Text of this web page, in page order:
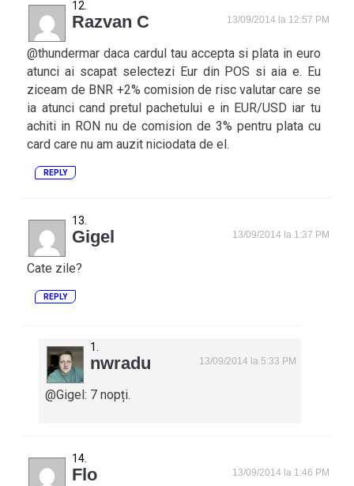
Razvan C 13/09/2014 la 12:57 PM
@thundermar daca cardul tau accepta si plata in euro
atunci ai scapat selectezi Eur din POS si aia e. Eu
ziceam de BNR +2% comision de risc valutar care se
ia atunci cand pretul pachetului e in EUR/USD iar tu
achiti in RON nu de comision de 3% pentru plata cu
card care nu am auzit niciodata de el.
REPLY
Gigel 13/09/2014 la 1:37 PM
Cate zile?
REPLY
nwradu 13/09/2014 la 5:33 PM
@Gigel: 7 nopți.
Flo 13/09/2014 la 1:46 PM